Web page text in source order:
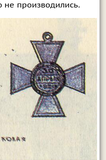
не производились.